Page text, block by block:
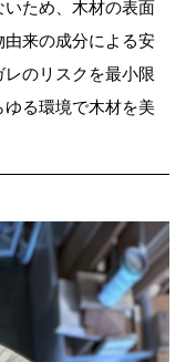
いため、木材の表面
来の成分による安
のリスクを最小限
る環境で木材を美